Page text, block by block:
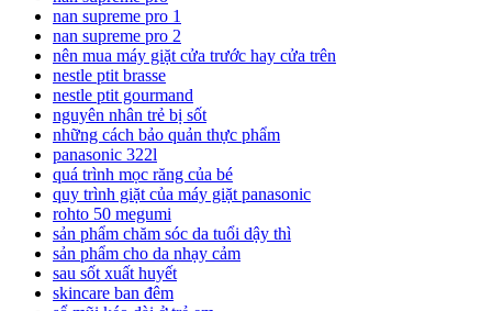
nan supreme pro 1
nan supreme pro 2
nên mua máy giặt cửa trước hay cửa trên
nestle ptit brasse
nestle ptit gourmand
nguyên nhân trẻ bị sốt
những cách bảo quản thực phẩm
panasonic 322l
quá trình mọc răng của bé
quy trình giặt của máy giặt panasonic
rohto 50 megumi
sản phẩm chăm sóc da tuổi dậy thì
sản phẩm cho da nhạy cảm
sau sốt xuất huyết
skincare ban đêm